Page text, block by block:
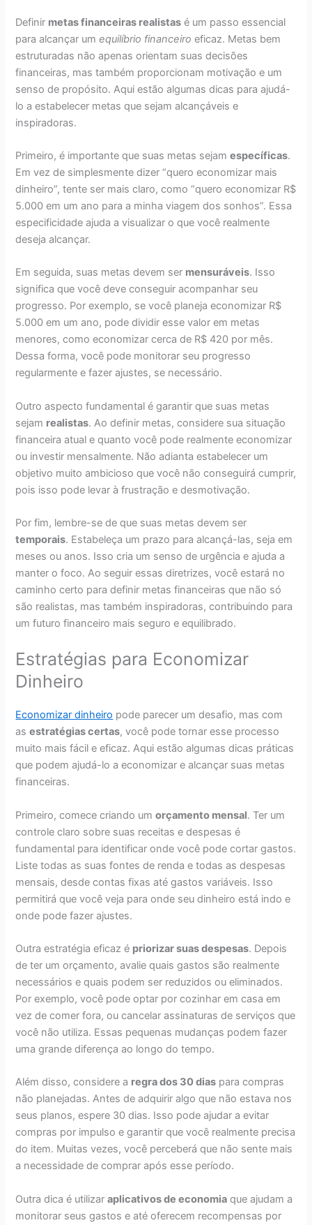
Definir metas financeiras realistas é um passo essencial
para alcançar umequilíbrio financeiro eficaz. Metas bem
estruturadas não apenas orientam suas decisões
financeiras, mas também proporcionam motivação e um
senso de propósito. Aqui estão algumas dicas para ajudá-
lo a estabelecer metas que sejam alcançáveis e
inspiradoras.
Primeiro, é importante que suas metas sejamespecíficas.
Em vez de simplesmente dizer “quero economizar mais
dinheiro”, tente ser mais claro, como “quero economizar R$
5.000 em um ano para a minha viagem dos sonhos”. Essa
especificidade ajuda a visualizar o que você realmente
deseja alcançar.
Em seguida, suas metas devem ser mensuráveis. Isso
significa que você deve conseguir acompanhar seu
progresso. Por exemplo, se você planeja economizar R$
5.000 em um ano, pode dividir esse valor em metas
menores, como economizar cerca de R$ 420 por mês.
Dessa forma, você pode monitorar seu progresso
regularmente e fazer ajustes, se necessário.
Outro aspecto fundamental é garantir que suas metas
sejam realistas. Ao definir metas, considere sua situação
financeira atual e quanto você pode realmente economizar
ou investir mensalmente. Não adianta estabelecer um
objetivo muito ambicioso que você não conseguirá cumprir,
pois isso pode levar à frustração e desmotivação.
Por fim, lembre-se de que suas metas devem ser
temporais. Estabeleça um prazo para alcançá-las, seja em
meses ou anos. Isso cria um senso de urgência e ajuda a
manter o foco. Ao seguir essas diretrizes, você estará no
caminho certo para definir metas financeiras que não só
são realistas, mas também inspiradoras, contribuindo para
um futuro financeiro mais seguro e equilibrado.
Estratégias para Economizar
Dinheiro
Economizar dinheiro pode parecer um desafio, mas com
asestratégias certas, você pode tornar esse processo
muito mais fácil e eficaz. Aqui estão algumas dicas práticas
que podem ajudá-lo a economizar e alcançar suas metas
financeiras.
Primeiro, comece criando umorçamento mensal. Ter um
controle claro sobre suas receitas e despesas é
fundamental para identificar onde você pode cortar gastos.
Liste todas as suas fontes de renda e todas as despesas
mensais, desde contas fixas até gastos variáveis. Isso
permitirá que você veja para onde seu dinheiro está indo e
onde pode fazer ajustes.
Outra estratégia eficaz é priorizar suas despesas. Depois
de ter um orçamento, avalie quais gastos são realmente
necessários e quais podem ser reduzidos ou eliminados.
Por exemplo, você pode optar por cozinhar em casa em
vez de comer fora, ou cancelar assinaturas de serviços que
você não utiliza. Essas pequenas mudanças podem fazer
uma grande diferença ao longo do tempo.
Além disso, considere a regra dos 30 dias para compras
não planejadas. Antes de adquirir algo que não estava nos
seus planos, espere 30 dias. Isso pode ajudar a evitar
compras por impulso e garantir que você realmente precisa
do item. Muitas vezes, você perceberá que não sente mais
a necessidade de comprar após esse período.
Outra dica é utilizaraplicativos de economia que ajudam a
monitorar seus gastos e até oferecem recompensas por